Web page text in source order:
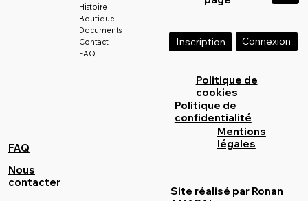
Site réalisé par Ronan
Mentions
légales
Politique de
confidentialité
Politique de
cookies
FAQ
Nous
contacter
Connexion
Inscription
Histoire
Boutique
Documents
Contact
FAQ